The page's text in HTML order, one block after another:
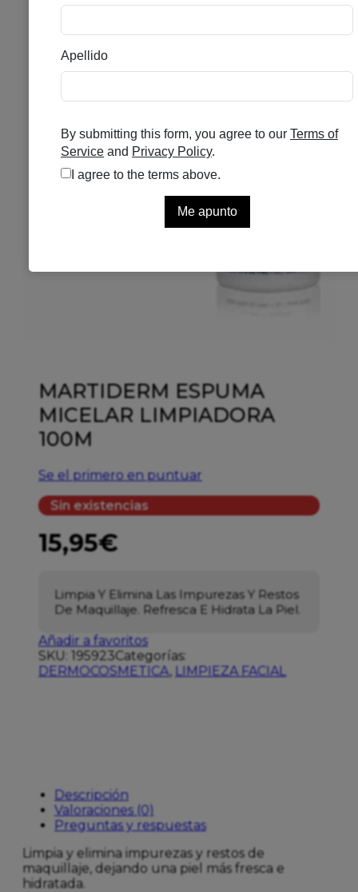
MARTIDERM ESPUMA
MICELAR LIMPIADORA
100M
Se el primero en puntuar
Sin existencias
15,95€
Limpia Y Elimina Las Impurezas Y Restos
De Maquillaje. Refresca E Hidrata La Piel.
Añadir a favoritos
SKU: 195923Categorías:
DERMOCOSMETICA, LIMPIEZA FACIAL
Descripción
Valoraciones (0)
Preguntas y respuestas
Limpia y elimina impurezas y restos de
maquillaje, dejando una piel más fresca e
hidratada.